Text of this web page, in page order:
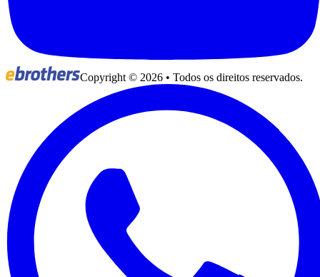
Copyright © 2026 • Todos os direitos reservados.